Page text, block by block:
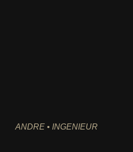
ANDRE • INGENIEUR